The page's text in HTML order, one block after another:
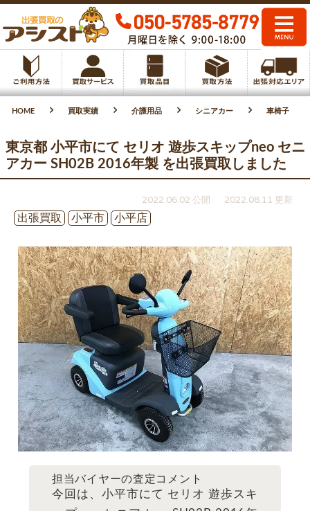
HOME 買取実績 介護用品 シニアカー 車椅子
東京都 小平市にて セリオ 遊歩スキップneo セニ
アカー SH02B 2016年製 を出張買取しました
2022.06.02 公開
2022.08.11 更新
出張買取
小平市 小平店
担当バイヤーの査定コメント
今回は、小平市にて セリオ 遊歩スキ